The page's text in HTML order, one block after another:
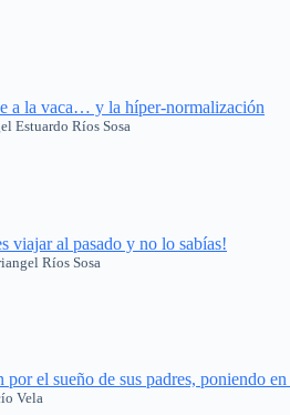
a la vaca… y la híper-normalización
Estuardo Ríos Sosa
viajar al pasado y no lo sabías!
Ríos Sosa
por el sueño de sus padres, poniendo
Vela